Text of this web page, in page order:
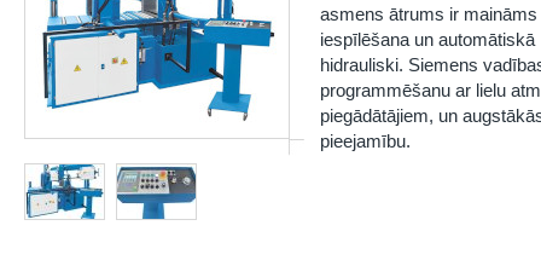
asmens ātrums ir
iespīlēšana un
hidrauliski. Siemens
programmēšanu ar lielu
piegādātājiem, un
pieejamību.